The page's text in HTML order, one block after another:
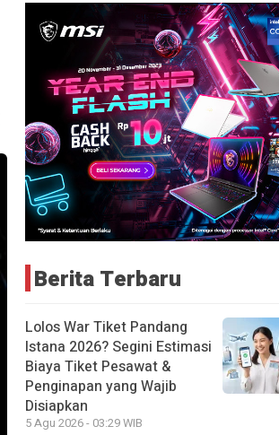
Berita Terbaru
Lolos War Tiket Pandang
Istana 2026? Segini Estimasi
Biaya Tiket Pesawat &
Penginapan yang Wajib
Disiapkan
5 Agu 2026 - 03:29 WIB